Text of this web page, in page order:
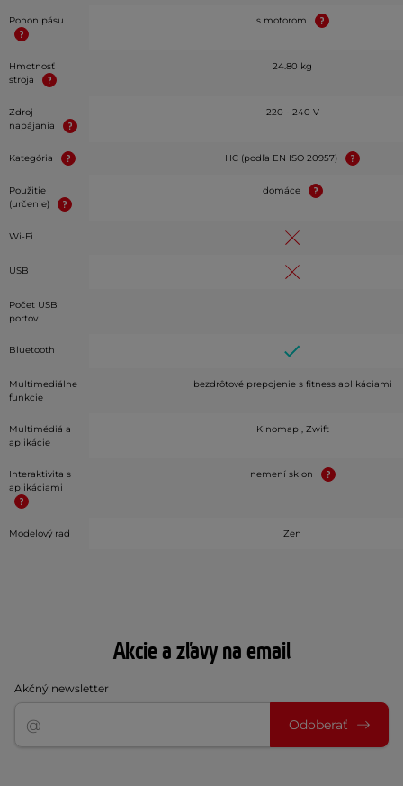
Pohon pásu s motorom
Hmotnosť
stroja
24.80 kg
Zdroj
napájania
220 - 240 V
Kategória HC (podľa EN ISO 20957)
Použitie
(určenie)
domáce
Wi-Fi
USB
Počet USB
portov
Bluetooth
Multimediálne
funkcie
bezdrôtové prepojenie s fitness aplikáciami
Multimédiá a
aplikácie
Kinomap , Zwift
Interaktivita s
aplikáciami
nemení sklon
Modelový rad Zen
Akcie a zľavy na email
Akčný newsletter
Odoberať